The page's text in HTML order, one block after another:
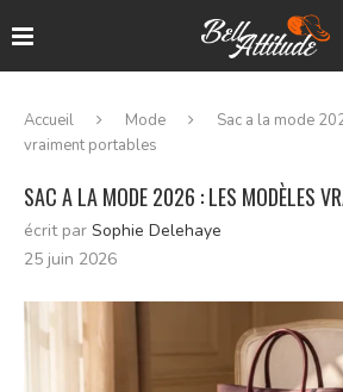
Accueil Mode
Sac a la mode
vraiment portables
SAC A LA MODE 2026 : LES MODÈLES
écrit par Sophie Delehaye
25 juin 2026